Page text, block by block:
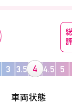
車両状態